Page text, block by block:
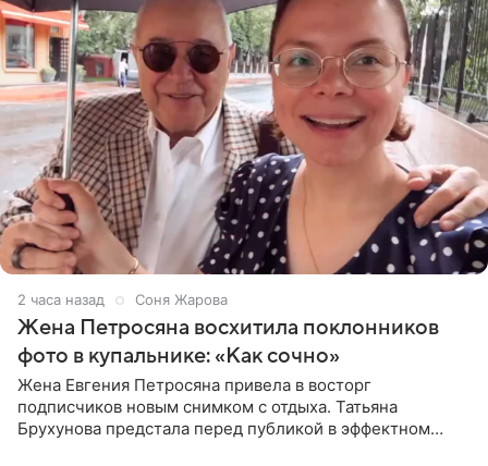
2 часа назад Соня Жарова
Жена Петросяна восхитила поклонников
фото в купальнике: «Как сочно»
Жена Евгения Петросяна привела в восторг
подписчиков новым снимком с отдыха. Татьяна
Брухунова предстала перед публикой в эффектном